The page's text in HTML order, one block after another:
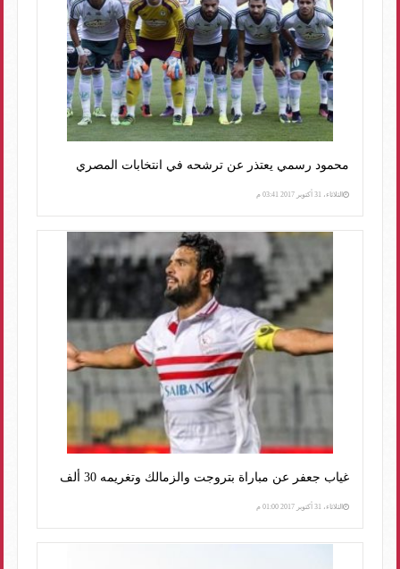
محمود رسمي يعتذر عن ترشحه في انتخابات المصري
الثلاثاء، 31 أكتوبر 2017 03:41 م
غياب جعفر عن مباراة بتروجت والزمالك وتغريمه 30 ألف
الثلاثاء، 31 أكتوبر 2017 01:00 م